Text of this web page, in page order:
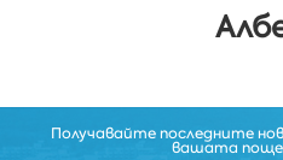
Получавайте последните
вашата